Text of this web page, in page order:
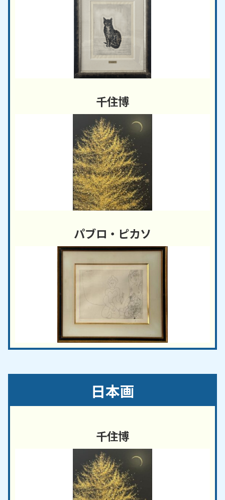
千住博
パブロ・ピカソ
日本画
千住博